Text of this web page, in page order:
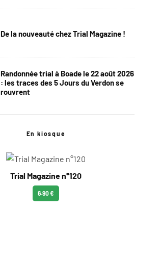
De la nouveauté chez Trial Magazine !
Randonnée trial à Boade le 22 août 2026
: les traces des 5 Jours du Verdon se
rouvrent
En kiosque
Trial Magazine n°120
6.90 €